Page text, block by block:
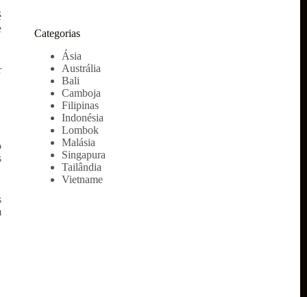
Categorias
Ásia
Austrália
Bali
Camboja
Filipinas
Indonésia
Lombok
Malásia
Singapura
Tailândia
Vietname